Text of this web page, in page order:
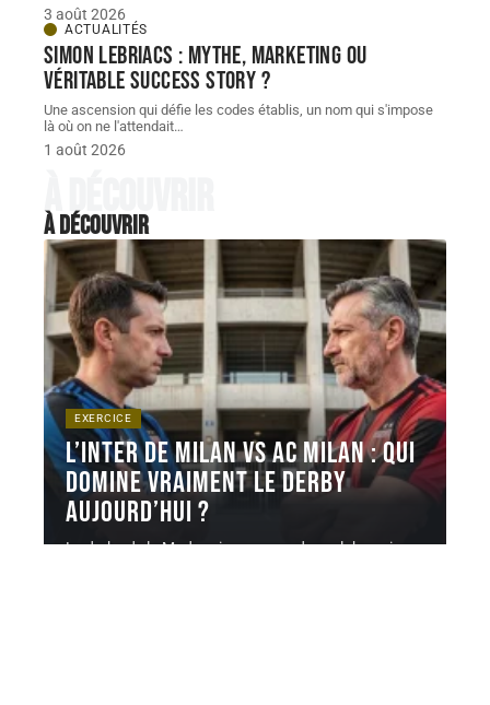
3 août 2026
ACTUALITÉS
Simon Lebriacs : mythe, marketing ou
véritable success story ?
Une ascension qui défie les codes établis, un nom qui s'impose
là où on ne l'attendait…
1 août 2026
À découvrir
À découvrir
EXERCICE
L’inter de milan vs ac milan : qui
domine vraiment le derby
aujourd’hui ?
Le derby de la Madonnina oppose deux clubs qui